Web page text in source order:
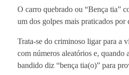
O carro quebrado ou “Bença tia”
um dos golpes mais praticados por
Trata-se do criminoso ligar para a
com números aleatórios e, quando
bandido diz “bença tia(o)” para